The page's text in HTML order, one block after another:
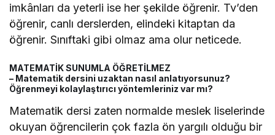
imkânları da yeterli ise her şekilde öğrenir. Tv’den
öğrenir, canlı derslerden, elindeki kitaptan da
öğrenir. Sınıftaki gibi olmaz ama olur neticede.
MATEMATİK SUNUMLA ÖĞRETİLMEZ
– Matematik dersini uzaktan nasıl anlatıyorsunuz?
Öğrenmeyi kolaylaştırıcı yöntemleriniz var mı?
Matematik dersi zaten normalde meslek liselerinde
okuyan öğrencilerin çok fazla ön yargılı olduğu bir